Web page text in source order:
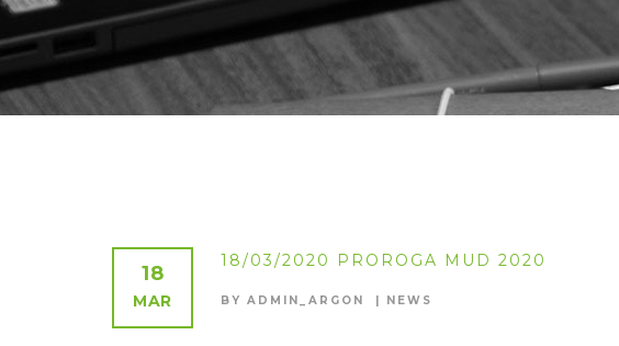
18
MAR
18/03/2020 PROROGA MUD 2020
BY ADMIN_ARGON NEWS